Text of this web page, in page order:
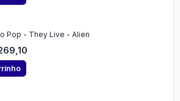
Pop - They Live - Alien